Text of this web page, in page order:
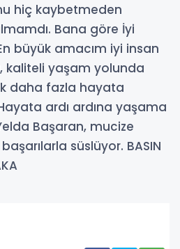
hiç kaybetmeden
Bana göre İyi
büyük amacım iyi insan
kaliteli yaşam yolunda
daha fazla hayata
ardı ardına yaşama
Başaran, mucize
süslüyor. BASIN